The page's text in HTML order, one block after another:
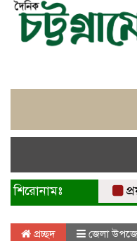
শিরোনামঃ
প্রচ্ছদ জেলা